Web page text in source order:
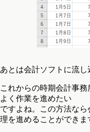
あとは会計ソフトに流し
これからの時期会計事
よく作業を進めたい
ですよね。この方法な
理を進めることができま